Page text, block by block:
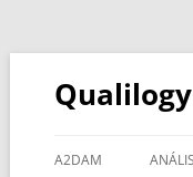
Qualilogy
A2DAM